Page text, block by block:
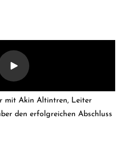
mit Akin Altintren, Leiter
den erfolgreichen Abschluss